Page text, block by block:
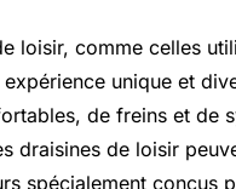
loisir, comme celles
unique et
de freins et de
draisines de loisir
spécialement conçus